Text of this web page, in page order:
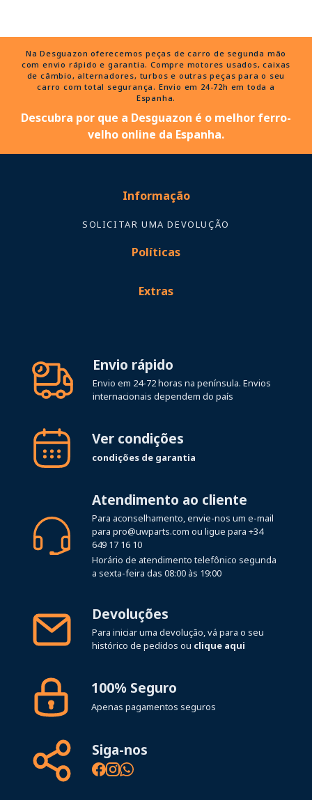
Na Desguazon oferecemos peças de carro de segunda mão
com envio rápido e garantia. Compre motores usados, caixas
de câmbio, alternadores, turbos e outras peças para o seu
carro com total segurança. Envio em 24-72h em toda a
Espanha.
Descubra por que a Desguazon é o melhor ferro-
velho online da Espanha.
Informação
SOLICITAR UMA DEVOLUÇÃO
Políticas
Extras
Envio rápido
Envio em 24-72 horas na península. Envios
internacionais dependem do país
Ver condições
condições de garantia
Atendimento ao cliente
Para aconselhamento, envie-nos um e-mail
para pro@uwparts.com ou ligue para +34
649 17 16 10
Horário de atendimento telefônico segunda
a sexta-feira das 08:00 às 19:00
Devoluções
Para iniciar uma devolução, vá para o seu
histórico de pedidos ou clique aqui
100% Seguro
Apenas pagamentos seguros
Siga-nos